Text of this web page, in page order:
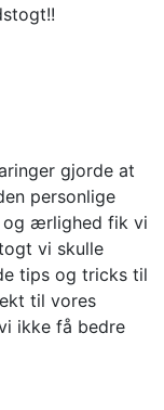
gjorde at
personlige
og ærlighed fik vi
vi skulle
tips og tricks til
til vores
ikke få bedre